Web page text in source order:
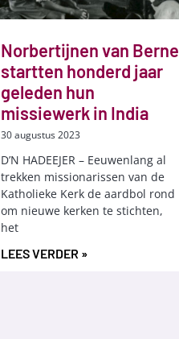
Norbertijnen van Berne
startten honderd jaar
geleden hun
missiewerk in India
30 augustus 2023
D’N HADEEJER – Eeuwenlang al
trekken missionarissen van de
Katholieke Kerk de aardbol rond
om nieuwe kerken te stichten,
het
LEES VERDER »